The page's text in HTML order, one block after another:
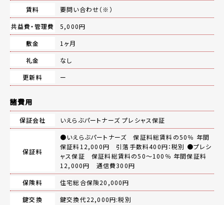
賃料
要問い合わせ（※）
共益費・管理費
5,000円
敷金
1ヶ月
礼金
なし
更新料
ー
諸費用
保証会社 いえらぶパートナーズ プレシャス保証
保証料
●いえらぶパートナーズ 保証料総賃料の50％ 年間
保証料12,000円 引落手数料400円：税別 ●プレシ
ャス保証 保証料総賃料の50～100％ 年間保証料
12,000円 通信費300円
保険料
住宅総合保険20,000円
鍵交換
鍵交換代22,000円:税別